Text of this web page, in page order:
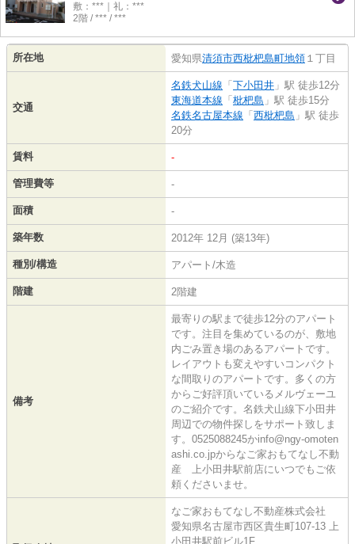
敷：***｜礼：***
2階 / *** / ***
所在地 愛知県清須市西枇杷島町地領 １丁目
交通
名鉄犬山線 「 下小田井 」駅 徒歩12分
東海道本線 「 枇杷島 」駅 徒歩15分
名鉄名古屋本線 「 西枇杷島 」駅 徒歩
20分
賃料 -
管理費等 -
面積 -
築年数 2012年 12月 (築13年)
種別/構造 アパート/木造
階建 2階建
備考
最寄りの駅まで徒歩12分のアパート
です。注目を集めているのが、敷地
内ごみ置き場のあるアパートです。
レイアウトも変えやすいコンパクト
な間取りのアパートです。多くの方
からご好評頂いているメルヴェーユ
のご紹介です。名鉄犬山線下小田井
周辺での物件探しをサポート致しま
す。0525088245かinfo@ngy-omoten
ashi.co.jpからなご家おもてなし不動
産 上小田井駅前店にいつでもご依
頼くださいませ。
なご家おもてなし不動産株式会社
愛知県名古屋市西区貴生町107-13 上
小田井駅前ビル1F